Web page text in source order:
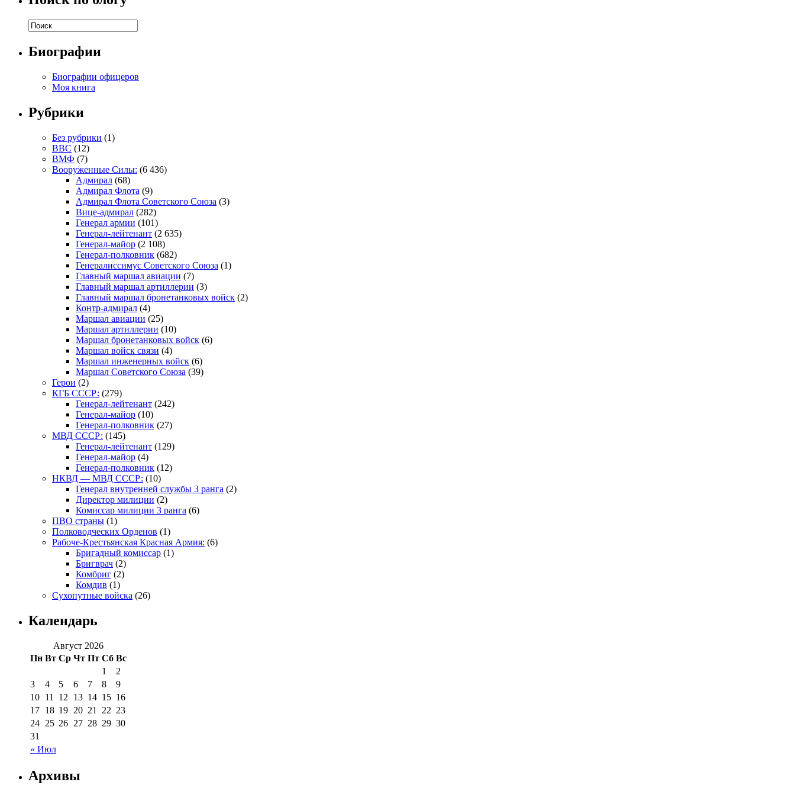
Биографии
Биографии офицеров
Моя книга
Рубрики
Без рубрики (1)
ВВС (12)
ВМФ (7)
Вооруженные Силы: (6 436)
Адмирал (68)
Адмирал Флота (9)
Адмирал Флота Советского Союза (3)
Вице-адмирал (282)
Генерал армии (101)
Генерал-лейтенант (2 635)
Генерал-майор (2 108)
Генерал-полковник (682)
Генералиссимус Советского Союза (1)
Главный маршал авиации (7)
Главный маршал артиллерии (3)
Главный маршал бронетанковых войск (2)
Контр-адмирал (4)
Маршал авиации (25)
Маршал артиллерии (10)
Маршал бронетанковых войск (6)
Маршал войск связи (4)
Маршал инженерных войск (6)
Маршал Советского Союза (39)
Герои (2)
КГБ СССР: (279)
Генерал-лейтенант (242)
Генерал-майор (10)
Генерал-полковник (27)
МВД СССР: (145)
Генерал-лейтенант (129)
Генерал-майор (4)
Генерал-полковник (12)
НКВД — МВД СССР: (10)
Генерал внутренней службы 3 ранга (2)
Директор милиции (2)
Комиссар милиции 3 ранга (6)
ПВО страны (1)
Полководческих Орденов (1)
Рабоче-Крестьянская Красная Армия: (6)
Бригадный комиссар (1)
Бригврач (2)
Комбриг (2)
Комдив (1)
Сухопутные войска (26)
Календарь
Август 2026
Пн Вт Ср Чт Пт Сб Вс
« Июл
1
2
3
4 5 6 7 8
9
10 11 12 13 14 15 16
17 18 19 20 21 22 23
24 25 26 27 28 29 30
31
Архивы